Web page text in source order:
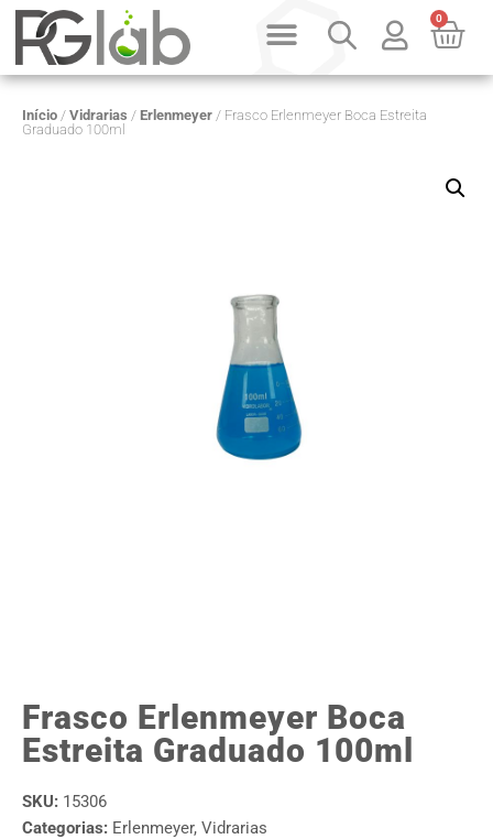
0
Início / Vidrarias / Erlenmeyer / Frasco Erlenmeyer Boca Estreita
Graduado 100ml
Frasco Erlenmeyer Boca
Estreita Graduado 100ml
SKU: 15306
Categorias: Erlenmeyer, Vidrarias